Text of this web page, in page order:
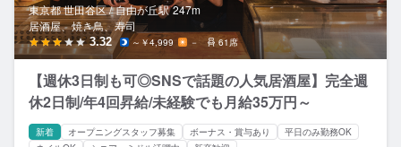
東京都 世田谷区 / 自由が丘駅 247m
居酒屋、焼き鳥、寿司
3.32 ～￥4,999 － 61席
【週休3日制も可◎SNSで話題の人気居酒屋】完全週
休2日制/年4回昇給/未経験でも月給35万円～
新着 オープニングスタッフ募集 ボーナス・賞与あり
平日のみ勤務OK